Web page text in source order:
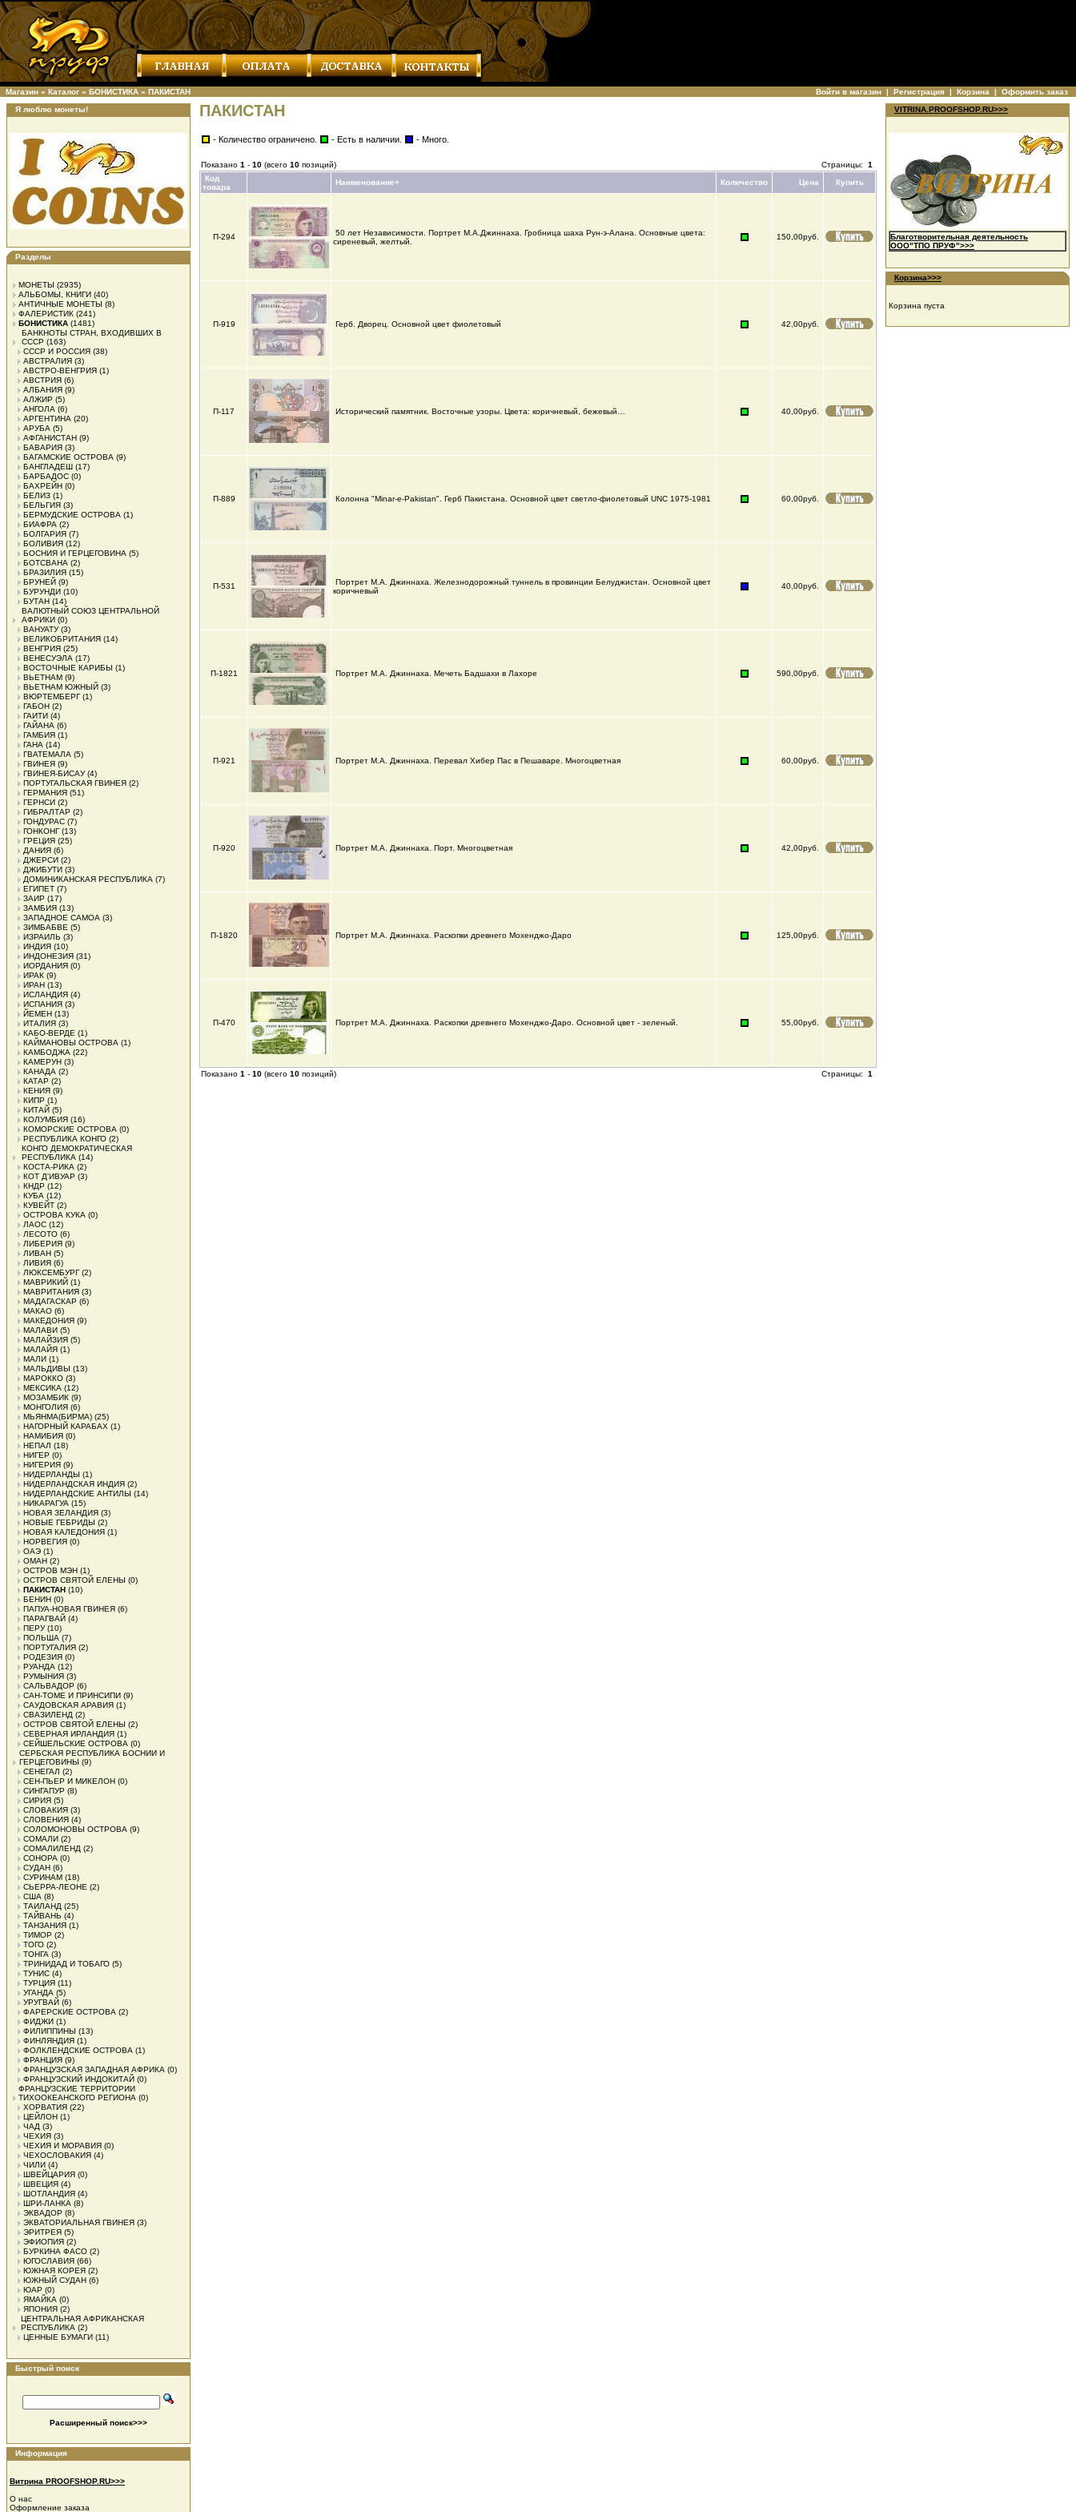
Магазин » Каталог » БОНИСТИКА » ПАКИСТАН Войти в магазин | Регистрация | Корзина | Оформить заказ
Я люблю монеты!
Разделы
МОНЕТЫ (2935)
АЛЬБОМЫ, КНИГИ (40)
АНТИЧНЫЕ МОНЕТЫ (8)
ФАЛЕРИСТИК (241)
БОНИСТИКА (1481)
БАНКНОТЫ СТРАН, ВХОДИВШИХ В
СССР (163)
СССР И РОССИЯ (38)
АВСТРАЛИЯ (3)
АВСТРО-ВЕНГРИЯ (1)
АВСТРИЯ (6)
АЛБАНИЯ (9)
АЛЖИР (5)
АНГОЛА (6)
АРГЕНТИНА (20)
АРУБА (5)
АФГАНИСТАН (9)
БАВАРИЯ (3)
БАГАМСКИЕ ОСТРОВА (9)
БАНГЛАДЕШ (17)
БАРБАДОС (0)
БАХРЕЙН (0)
БЕЛИЗ (1)
БЕЛЬГИЯ (3)
БЕРМУДСКИЕ ОСТРОВА (1)
БИАФРА (2)
БОЛГАРИЯ (7)
БОЛИВИЯ (12)
БОСНИЯ И ГЕРЦЕГОВИНА (5)
БОТСВАНА (2)
БРАЗИЛИЯ (15)
БРУНЕЙ (9)
БУРУНДИ (10)
БУТАН (14)
ВАЛЮТНЫЙ СОЮЗ ЦЕНТРАЛЬНОЙ
АФРИКИ (0)
ВАНУАТУ(3)
ВЕЛИКОБРИТАНИЯ (14)
ВЕНГРИЯ (25)
ВЕНЕСУЭЛА (17)
ВОСТОЧНЫЕ КАРИБЫ (1)
ВЬЕТНАМ (9)
ВЬЕТНАМ ЮЖНЫЙ (3)
ВЮРТЕМБЕРГ(1)
ГАБОН (2)
ГАИТИ (4)
ГАЙАНА (6)
ГАМБИЯ (1)
ГАНА (14)
ГВАТЕМАЛА (5)
ГВИНЕЯ (9)
ГВИНЕЯ-БИСАУ(4)
ПОРТУГАЛЬСКАЯ ГВИНЕЯ (2)
ГЕРМАНИЯ (51)
ГЕРНСИ (2)
ГИБРАЛТАР (2)
ГОНДУРАС (7)
ГОНКОНГ(13)
ГРЕЦИЯ (25)
ДАНИЯ (6)
ДЖЕРСИ (2)
ДЖИБУТИ (3)
ДОМИНИКАНСКАЯ РЕСПУБЛИКА (7)
ЕГИПЕТ (7)
ЗАИР (17)
ЗАМБИЯ (13)
ЗАПАДНОЕ САМОА (3)
ЗИМБАБВЕ (5)
ИЗРАИЛЬ (3)
ИНДИЯ (10)
ИНДОНЕЗИЯ (31)
ИОРДАНИЯ (0)
ИРАК (9)
ИРАН (13)
ИСЛАНДИЯ (4)
ИСПАНИЯ (3)
ЙЕМЕН (13)
ИТАЛИЯ (3)
КАБО-ВЕРДЕ (1)
КАЙМАНОВЫ ОСТРОВА (1)
КАМБОДЖА (22)
КАМЕРУН (3)
КАНАДА (2)
КАТАР (2)
КЕНИЯ (9)
КИПР (1)
КИТАЙ (5)
КОЛУМБИЯ (16)
КОМОРСКИЕ ОСТРОВА (0)
РЕСПУБЛИКА КОНГО (2)
КОНГО ДЕМОКРАТИЧЕСКАЯ
РЕСПУБЛИКА (14)
КОСТА-РИКА (2)
КОТ Д'ИВУАР (3)
КНДР (12)
КУБА (12)
КУВЕЙТ (2)
ОСТРОВА КУКА (0)
ЛАОС (12)
ЛЕСОТО (6)
ЛИБЕРИЯ (9)
ЛИВАН (5)
ЛИВИЯ (6)
ЛЮКСЕМБУРГ(2)
МАВРИКИЙ (1)
МАВРИТАНИЯ (3)
МАДАГАСКАР (6)
МАКАО (6)
МАКЕДОНИЯ (9)
МАЛАВИ (5)
МАЛАЙЗИЯ (5)
МАЛАЙЯ (1)
МАЛИ (1)
МАЛЬДИВЫ (13)
МАРОККО (3)
МЕКСИКА (12)
МОЗАМБИК (9)
МОНГОЛИЯ (6)
МЬЯНМА(БИРМА) (25)
НАГОРНЫЙ КАРАБАХ (1)
НАМИБИЯ (0)
НЕПАЛ (18)
НИГЕР (0)
НИГЕРИЯ (9)
НИДЕРЛАНДЫ (1)
НИДЕРЛАНДСКАЯ ИНДИЯ (2)
НИДЕРЛАНДСКИЕ АНТИЛЫ (14)
НИКАРАГУА (15)
НОВАЯ ЗЕЛАНДИЯ (3)
НОВЫЕ ГЕБРИДЫ (2)
НОВАЯ КАЛЕДОНИЯ (1)
НОРВЕГИЯ (0)
ОАЭ (1)
ОМАН (2)
ОСТРОВ МЭН (1)
ОСТРОВ СВЯТОЙ ЕЛЕНЫ (0)
ПАКИСТАН (10)
БЕНИН (0)
ПАПУА-НОВАЯ ГВИНЕЯ (6)
ПАРАГВАЙ (4)
ПЕРУ(10)
ПОЛЬША (7)
ПОРТУГАЛИЯ (2)
РОДЕЗИЯ (0)
РУАНДА (12)
РУМЫНИЯ (3)
САЛЬВАДОР (6)
САН-ТОМЕ И ПРИНСИПИ (9)
САУДОВСКАЯ АРАВИЯ (1)
СВАЗИЛЕНД (2)
ОСТРОВ СВЯТОЙ ЕЛЕНЫ (2)
СЕВЕРНАЯ ИРЛАНДИЯ (1)
СЕЙШЕЛЬСКИЕ ОСТРОВА (0)
СЕРБСКАЯ РЕСПУБЛИКА БОСНИИ И
ГЕРЦЕГОВИНЫ (9)
СЕНЕГАЛ (2)
СЕН-ПЬЕР И МИКЕЛОН (0)
СИНГАПУР (8)
СИРИЯ (5)
СЛОВАКИЯ (3)
СЛОВЕНИЯ (4)
СОЛОМОНОВЫ ОСТРОВА (9)
СОМАЛИ (2)
СОМАЛИЛЕНД (2)
СОНОРА (0)
СУДАН (6)
СУРИНАМ (18)
СЬЕРРА-ЛЕОНЕ (2)
США (8)
ТАИЛАНД (25)
ТАЙВАНЬ (4)
ТАНЗАНИЯ (1)
ТИМОР (2)
ТОГО (2)
ТОНГА (3)
ТРИНИДАД И ТОБАГО (5)
ТУНИС (4)
ТУРЦИЯ (11)
УГАНДА (5)
УРУГВАЙ (6)
ФАРЕРСКИЕ ОСТРОВА (2)
ФИДЖИ (1)
ФИЛИППИНЫ (13)
ФИНЛЯНДИЯ (1)
ФОЛКЛЕНДСКИЕ ОСТРОВА (1)
ФРАНЦИЯ (9)
ФРАНЦУЗСКАЯ ЗАПАДНАЯ АФРИКА (0)
ФРАНЦУЗСКИЙ ИНДОКИТАЙ (0)
ФРАНЦУЗСКИЕ ТЕРРИТОРИИ
ТИХООКЕАНСКОГО РЕГИОНА (0)
ХОРВАТИЯ (22)
ЦЕЙЛОН (1)
ЧАД (3)
ЧЕХИЯ (3)
ЧЕХИЯ И МОРАВИЯ (0)
ЧЕХОСЛОВАКИЯ (4)
ЧИЛИ (4)
ШВЕЙЦАРИЯ (0)
ШВЕЦИЯ (4)
ШОТЛАНДИЯ (4)
ШРИ-ЛАНКА (8)
ЭКВАДОР (8)
ЭКВАТОРИАЛЬНАЯ ГВИНЕЯ (3)
ЭРИТРЕЯ (5)
ЭФИОПИЯ (2)
БУРКИНА ФАСО (2)
ЮГОСЛАВИЯ (66)
ЮЖНАЯ КОРЕЯ (2)
ЮЖНЫЙ СУДАН (6)
ЮАР (0)
ЯМАЙКА (0)
ЯПОНИЯ (2)
ЦЕНТРАЛЬНАЯ АФРИКАНСКАЯ
РЕСПУБЛИКА (2)
ЦЕННЫЕ БУМАГИ (11)
Быстрый поиск
Расширенный поиск>>>
Информация
Витрина PROOFSHOP.RU>>>
О нас
Оформление заказа
ПАКИСТАН
- Количество ограничено. - Есть в наличии. - Много.
Показано 1 - 10 (всего 10 позиций) Страницы: 1
Код
товара
Наименование+ Количество Цена Купить
П-294
50 лет Независимости. Портрет М.А.Джиннаха. Гробница шаха Рун-э-Алана. Основные цвета:
сиреневый, желтый.
150,00руб.
П-919 Герб. Дворец. Основной цвет фиолетовый 42,00руб.
П-117 Исторический памятник. Восточные узоры. Цвета: коричневый, бежевый… 40,00руб.
П-889 Колонна "Minar-e-Pakistan". Герб Пакистана. Основной цвет светло-фиолетовый UNC 1975-1981 60,00руб.
П-531
Портрет М.А. Джиннаха. Железнодорожный туннель в провинции Белуджистан. Основной цвет
коричневый
40,00руб.
П-1821 Портрет М.А. Джиннаха. Мечеть Бадшахи в Лахоре 590,00руб.
П-921 Портрет М.А. Джиннаха. Перевал Хибер Пас в Пешаваре. Многоцветная 60,00руб.
П-920 Портрет М.А. Джиннаха. Порт. Многоцветная 42,00руб.
П-1820 Портрет М.А. Джиннаха. Раскопки древнего Мохенджо-Даро 125,00руб.
П-470 Портрет М.А. Джиннаха. Раскопки древнего Мохенджо-Даро. Основной цвет - зеленый. 55,00руб.
Показано 1 - 10 (всего 10 позиций) Страницы: 1
VITRINA.PROOFSHOP.RU>>>
Благотворительная деятельность
ООО"ТПО ПРУФ">>>
Корзина>>>
Корзина пуста